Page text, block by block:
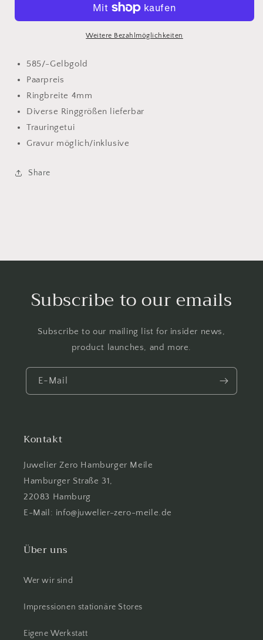
4mm
Gelbgold
4mm
Weitere Bezahlmöglichkeiten
585/-Gelbgold
Paarpreis
Ringbreite 4mm
Diverse Ringgrößen lieferbar
Trauringetui
Gravur möglich/inklusive
Share
Subscribe to our emails
Subscribe to our mailing list for insider news,
product launches, and more.
E-Mail
Kontakt
Juwelier Zero Hamburger Meile
Hamburger Straße 31,
22083 Hamburg
E-Mail: info@juwelier-zero-meile.de
Über uns
Wer wir sind
Impressionen stationäre Stores
Eigene Werkstatt